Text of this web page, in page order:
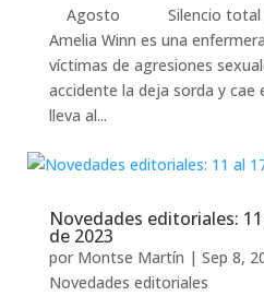
Agosto Silencio total
Amelia Winn es una
víctimas de agresiones
accidente la deja sorda y cae
lleva al...
Novedades editoriales:
de 2023
por Montse Martín | Sep 8,
Novedades editoriales